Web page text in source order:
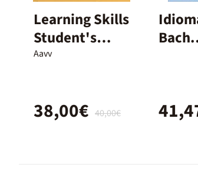
Learning Skills
Student's
Book - 1r Batx.
Aavv
40,00€
38,00€
Bach.